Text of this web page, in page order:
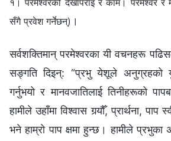
सँगै प्रवेश गर्नेछन्) ।
सर्वशक्तिमान्‌ परमेश्‍वरका यी वचनहरू
सङ्गति दिइन्: “प्रभु येशूले अनुग्रहको
गर्नुभयो र मानवजातिलाई तिनीहरूको
हामीले उहाँमा विश्‍वास गर्‍यौँ, प्रार्थना, पाप
भने हाम्रो पाप क्षमा हुन्छ। हामीले